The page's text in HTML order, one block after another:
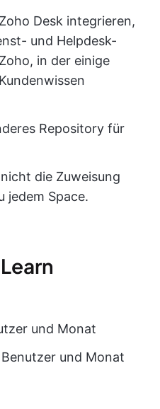
Desk integrieren,
und Helpdesk-
in der einige
Repository für
die Zuweisung
jedem Space.
und Monat
und Monat